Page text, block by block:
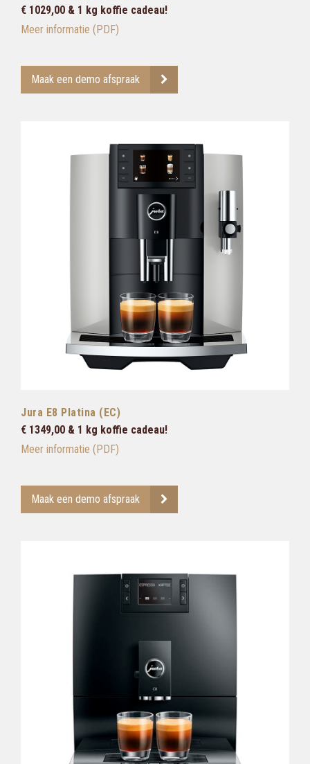
€ 1029,00 & 1 kg koffie cadeau!
Meer informatie (PDF)
Maak een demo afspraak
Jura E8 Platina (EC)
€ 1349,00 & 1 kg koffie cadeau!
Meer informatie (PDF)
Maak een demo afspraak